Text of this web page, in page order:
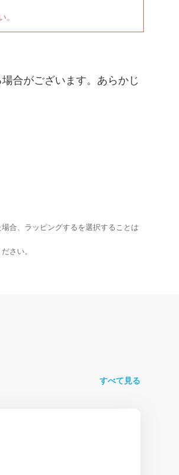
。
合がございます。あらかじ
合、ラッピングするを選択することは
さい。
すべて見る